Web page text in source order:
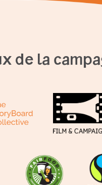
de la